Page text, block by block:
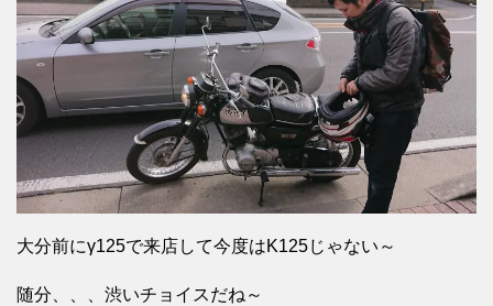
大分前にγ125で来店して今度はK125じゃない～
随分、、、渋いチョイスだね～